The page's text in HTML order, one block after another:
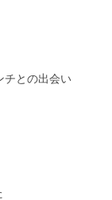
チとの出会い